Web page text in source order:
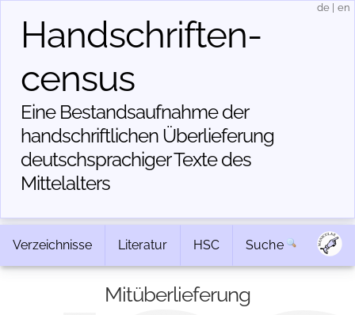
Handschriften­
census
Eine Bestandsaufnahme der
handschriftlichen Über­lieferung
deutschsprachiger Texte des
Mittelalters
de en
Verzeichnisse Literatur HSC Suche
Mitüberlieferung